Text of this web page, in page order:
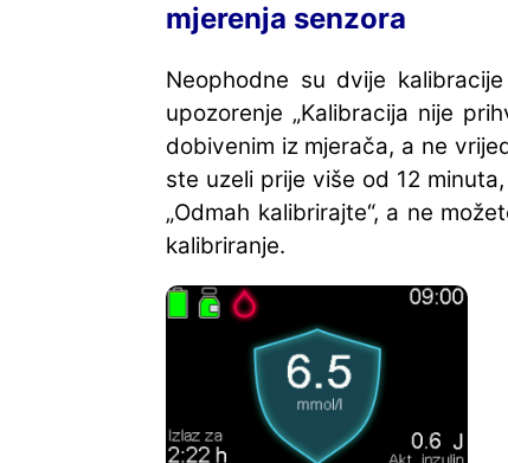
mjerenja senzora
Neophodne su dvije
upozorenje „Kalibracija nije
dobivenim iz mjerača, a ne
ste uzeli prije više od 12
„Odmah kalibrirajte“, a ne
kalibriranje.